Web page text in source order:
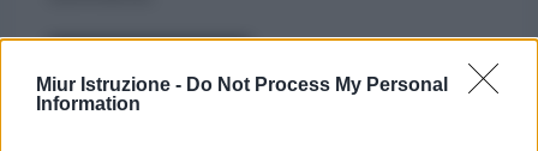
Miur Istruzione - Do Not Process My Personal
Information